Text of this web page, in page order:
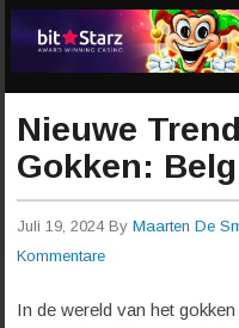
Nieuwe
Gokken:
Juli 19, 2024By Maarten De
Kommentare
In de wereld van het